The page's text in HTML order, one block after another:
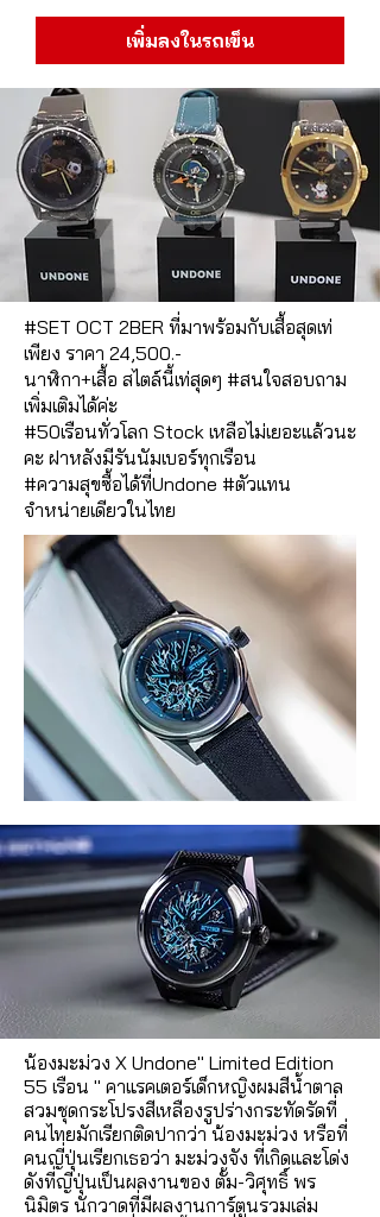
เพิ่มลงในรถเข็น
#SET OCT 2BER ที่มาพร้อมกับเสื้อสุดเท่
เพียง ราคา 24,500.-
นาฬิกา+เสื้อ สไตล์นี้เท่สุดๆ #สนใจสอบถาม
เพิ่มเติมได้ค่ะ
#50เรือนทั่วโลก Stock เหลือไม่เยอะแล้วนะ
คะ ฝาหลังมีรันนัมเบอร์ทุกเรือน
#ความสุขซื้อได้ที่Undone #ตัวแทน
จำหน่ายเดียวในไทย
น้องมะม่วง X Undone" Limited Edition
55 เรือน " คาแรคเตอร์เด็กหญิงผมสีน้ำตาล
สวมชุดกระโปรงสีเหลืองรูปร่างกระทัดรัดที่
คนไทยมักเรียกติดปากว่า น้องมะม่วง หรือที่
คนญี่ปุ่นเรียกเธอว่า มะม่วงจัง ที่เกิดและโด่ง
ดังที่ญี่ปุ่นเป็นผลงานของ ตั้ม-วิศุทธิ์ พร
นิมิตร นักวาดที่มีผลงานการ์ตูนรวมเล่ม